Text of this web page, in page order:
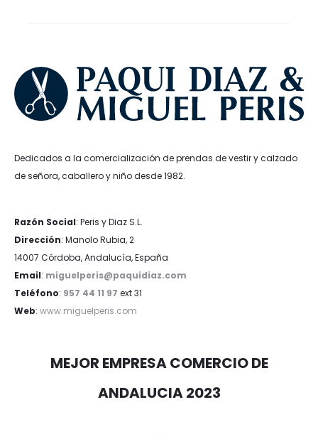
Dedicados a la comercialización de prendas de vestir y calzado
de señora, caballero y niño desde 1982.
Razón Social: Peris y Diaz S.L.
Dirección: Manolo Rubia, 2
14007 Córdoba, Andalucía, España
Email: miguelperis@paquidiaz.com
Teléfono: 957 44 11 97 ext 31
Web: www.miguelperis.com
MEJOR EMPRESA COMERCIO DE
ANDALUCIA 2023